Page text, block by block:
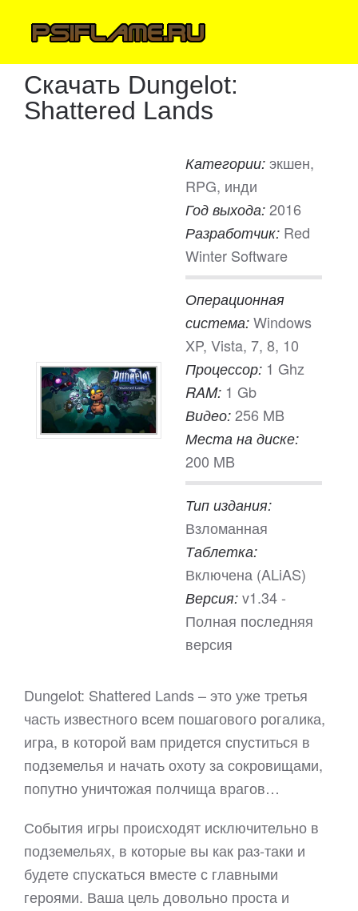
Скачать Dungelot:
Shattered Lands
Категории: экшен,
RPG, инди
Год выхода: 2016
Разработчик: Red
Winter Software
Операционная
система: Windows
XP, Vista, 7, 8, 10
Процессор: 1 Ghz
RAM: 1 Gb
Видео: 256 MB
Места на диске:
200 MB
Тип издания:
Взломанная
Таблетка:
Включена (ALiAS)
Версия: v1.34 -
Полная последняя
версия
Dungelot: Shattered Lands – это уже третья
часть известного всем пошагового рогалика,
игра, в которой вам придется спуститься в
подземелья и начать охоту за сокровищами,
попутно уничтожая полчища врагов…
События игры происходят исключительно в
подземельях, в которые вы как раз-таки и
будете спускаться вместе с главными
героями. Ваша цель довольно проста и